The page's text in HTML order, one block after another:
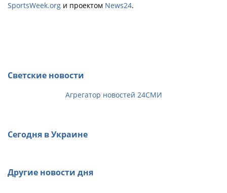
SportsWeek.org и проектом News24.
Светские новости
Агрегатор новостей 24СМИ
Сегодня в Украине
Другие новости дня